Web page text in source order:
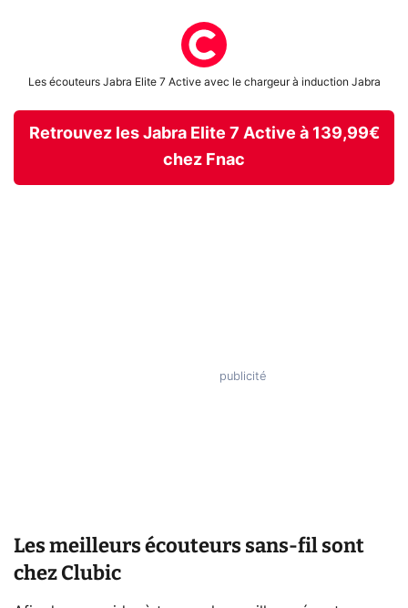
Les écouteurs Jabra Elite 7 Active avec le chargeur à induction Jabra
Retrouvez les Jabra Elite 7 Active à 139,99€
chez Fnac
Les meilleurs écouteurs sans-fil sont
chez Clubic